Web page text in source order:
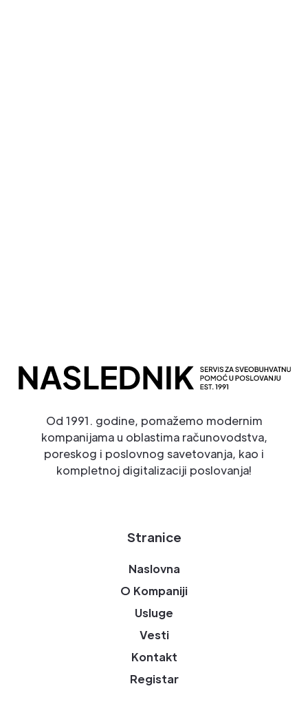
Od 1991. godine, pomažemo modernim
kompanijama u oblastima računovodstva,
poreskog i poslovnog savetovanja, kao i
kompletnoj digitalizaciji poslovanja!
Stranice
Naslovna
O Kompaniji
Usluge
Vesti
Kontakt
Registar